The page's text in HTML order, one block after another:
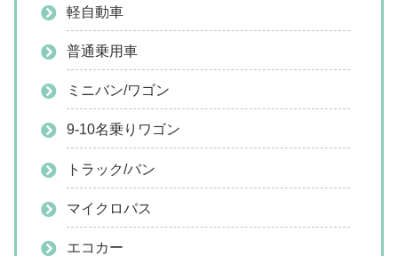
軽自動車
普通乗用車
ミニバン/ワゴン
9-10名乗りワゴン
トラック/バン
マイクロバス
エコカー